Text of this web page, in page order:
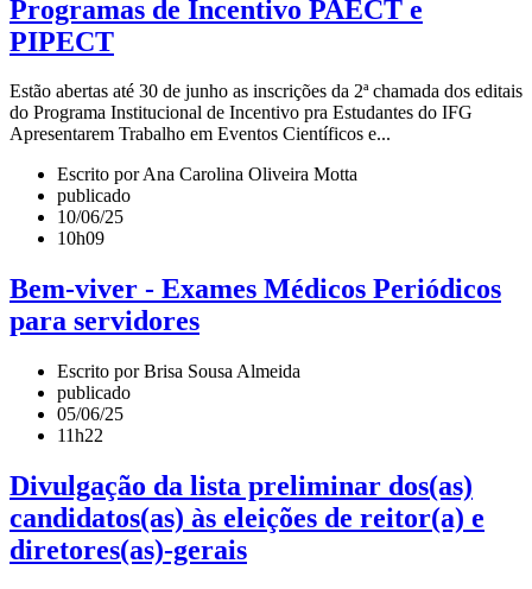
Programas de Incentivo PAECT e
PIPECT
Estão abertas até 30 de junho as inscrições da 2ª chamada dos editais
do Programa Institucional de Incentivo pra Estudantes do IFG
Apresentarem Trabalho em Eventos Científicos e...
Escrito por Ana Carolina Oliveira Motta
publicado
10/06/25
10h09
Bem-viver - Exames Médicos Periódicos
para servidores
Escrito por Brisa Sousa Almeida
publicado
05/06/25
11h22
Divulgação da lista preliminar dos(as)
candidatos(as) às eleições de reitor(a) e
diretores(as)-gerais